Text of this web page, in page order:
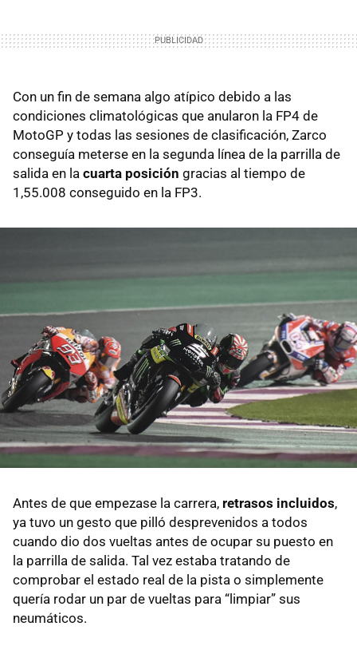
Con un fin de semana algo atípico debido a las
condiciones climatológicas que anularon la FP4 de
MotoGP y todas las sesiones de clasificación, Zarco
conseguía meterse en la segunda línea de la parrilla de
salida en la cuarta posición gracias al tiempo de
1,55.008 conseguido en la FP3.
Antes de que empezase la carrera, retrasos incluidos,
ya tuvo un gesto que pilló desprevenidos a todos
cuando dio dos vueltas antes de ocupar su puesto en
la parrilla de salida. Tal vez estaba tratando de
comprobar el estado real de la pista o simplemente
quería rodar un par de vueltas para “limpiar” sus
neumáticos.